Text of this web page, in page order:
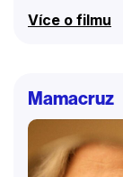
Více o filmu
Mamacruz